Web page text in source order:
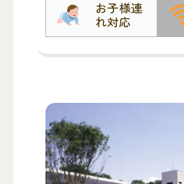
お子様連
れ対応